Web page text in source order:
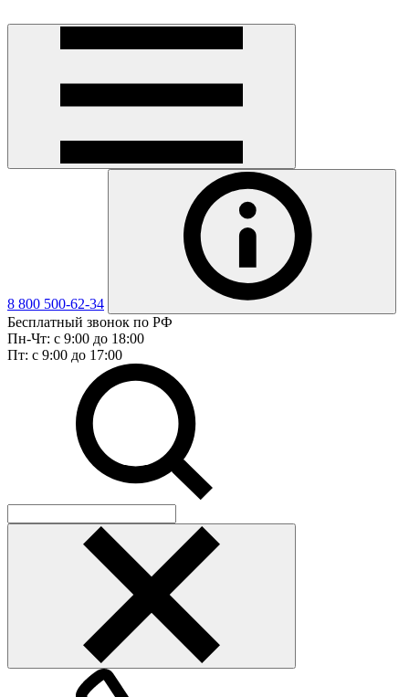
8 800 500-62-34
Бесплатный звонок по РФ
Пн-Чт: с 9:00 до 18:00
Пт: с 9:00 до 17:00